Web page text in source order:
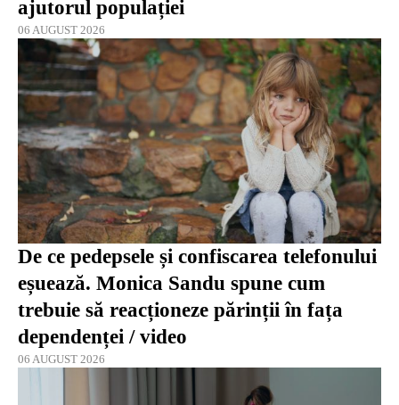
ajutorul populației
06 AUGUST 2026
De ce pedepsele și confiscarea telefonului
eșuează. Monica Sandu spune cum
trebuie să reacționeze părinții în fața
dependenței / video
06 AUGUST 2026